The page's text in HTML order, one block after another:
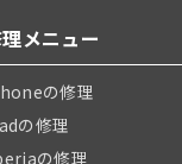
メニュー
の修理
の修理
の修理